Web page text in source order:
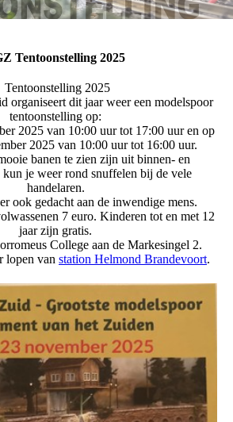
Tentoonstelling 2025
Tentoonstelling 2025
organiseert dit jaar weer een modelspoor
tentoonstelling op:
2025 van 10:00 uur tot 17:00 uur en op
2025 van 10:00 uur tot 16:00 uur.
banen te zien zijn uit binnen- en
je weer rond snuffelen bij de vele
handelaren.
ook gedacht aan de inwendige mens.
7 euro. Kinderen tot en met 12
jaar zijn gratis.
College aan de Markesingel 2.
lopen van station Helmond Brandevoort.